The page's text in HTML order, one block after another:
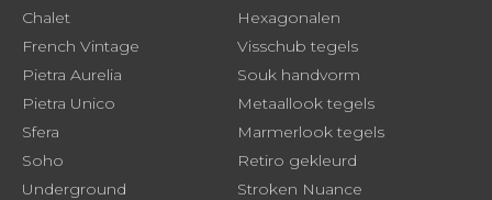
Chalet
French Vintage
Pietra Aurelia
Pietra Unico
Sfera
Soho
Underground
Hexagonalen
Visschub tegels
Souk handvorm
Metaallook tegels
Marmerlook tegels
Retiro gekleurd
Stroken Nuance